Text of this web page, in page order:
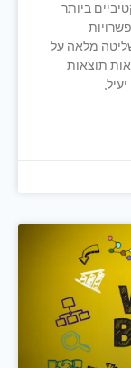
ביותר
מלאה על